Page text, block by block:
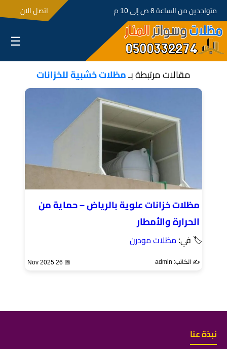
متواجدين من الساعة 8 ص إلى 10 م اتصل الان
☰
مقالات مرتبطة بـمظلات خشبية للخزانات
مظلات خزانات علوية بالرياض – حماية من
الحرارة والأمطار
🏷 في: مظلات مودرن
✍️ الكاتب: admin 📅 26 Nov 2025
نبذة عنا